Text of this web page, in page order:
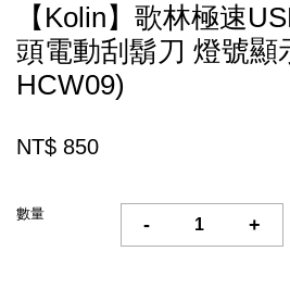
【Kolin】歌林極速
頭電動刮鬍刀 燈號顯
HCW09)
NT$ 850
數量
- +